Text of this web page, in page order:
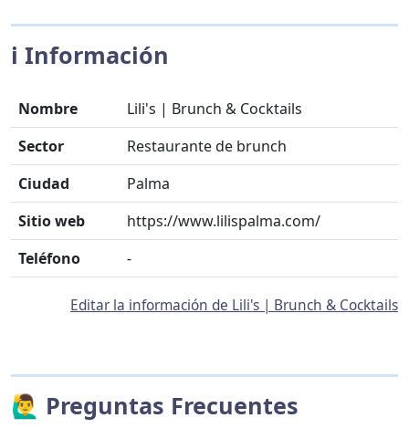
ℹ️ Información
Nombre
Lili's | Brunch & Cocktails
Sector
Restaurante de brunch
Ciudad
Palma
Sitio web
https://www.lilispalma.com/
Teléfono
-
Editar la información de Lili's | Brunch & Cocktails
🙋‍♂️ Preguntas Frecuentes